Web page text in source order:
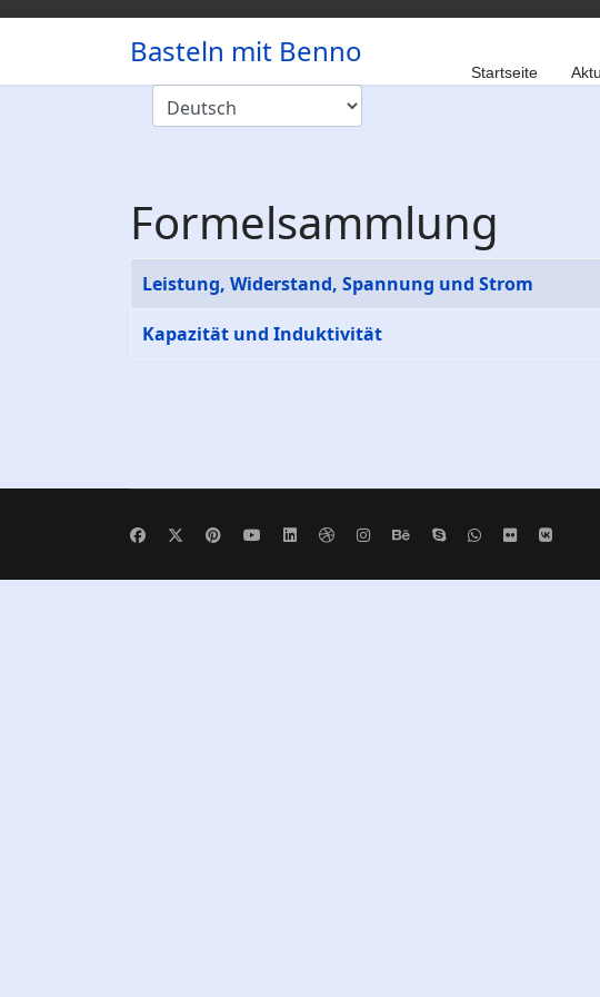
Basteln mit Benno
Startseite
Formelsammlung
Titel
Leistung, Widerstand, Spannung und Strom
Kapazität und Induktivität